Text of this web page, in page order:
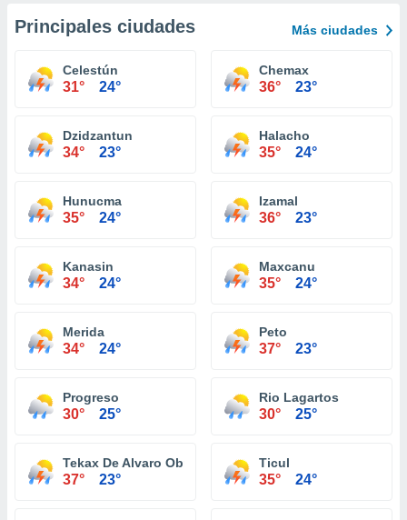
Principales ciudades Más ciudades
Celestún
31° 24°
Chemax
36° 23°
Dzidzantun
34° 23°
Halacho
35° 24°
Hunucma
35° 24°
Izamal
36° 23°
Kanasin
34° 24°
Maxcanu
35° 24°
Merida
34° 24°
Peto
37° 23°
Progreso
30° 25°
Rio Lagartos
30° 25°
Tekax De Alvaro Obregon
37° 23°
Ticul
35° 24°